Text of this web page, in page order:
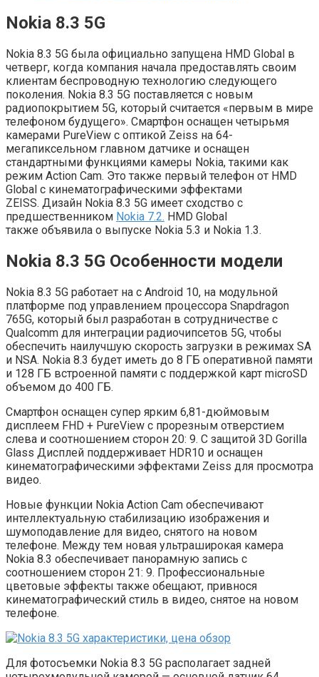
Nokia 8.3 5G
Nokia 8.3 5G была официально запущена HMD Global в
четверг, когда компания начала предоставлять своим
клиентам беспроводную технологию следующего
поколения. Nokia 8.3 5G поставляется с новым
радиопокрытием 5G, который считается «первым в мире
телефоном будущего». Смартфон оснащен четырьмя
камерами PureView с оптикой Zeiss на 64-
мегапиксельном главном датчике и оснащен
стандартными функциями камеры Nokia, такими как
режим Action Cam. Это также первый телефон от HMD
Global с кинематографическими эффектами
ZEISS. Дизайн Nokia 8.3 5G имеет сходство с
предшественником Nokia 7.2. HMD Global
также объявила о выпуске Nokia 5.3 и Nokia 1.3.
Nokia 8.3 5G Особенности модели
Nokia 8.3 5G работает на с Android 10, на модульной
платформе под управлением процессора Snapdragon
765G, который был разработан в сотрудничестве с
Qualcomm для интеграции радиочипсетов 5G, чтобы
обеспечить наилучшую скорость загрузки в режимах SA
и NSA. Nokia 8.3 будет иметь до 8 ГБ оперативной памяти
и 128 ГБ встроенной памяти с поддержкой карт microSD
объемом до 400 ГБ.
Смартфон оснащен супер ярким 6,81-дюймовым
дисплеем FHD + PureView с прорезным отверстием
слева и соотношением сторон 20: 9. С защитой 3D Gorilla
Glass Дисплей поддерживает HDR10 и оснащен
кинематографическими эффектами Zeiss для просмотра
видео.
Новые функции Nokia Action Cam обеспечивают
интеллектуальную стабилизацию изображения и
шумоподавление для видео, снятого на новом
телефоне. Между тем новая ультраширокая камера
Nokia 8.3 обеспечивает панорамную запись с
соотношением сторон 21: 9. Профессиональные
цветовые эффекты также обещают, привнося
кинематографический стиль в видео, снятое на новом
телефоне.
Для фотосъемки Nokia 8.3 5G располагает задней